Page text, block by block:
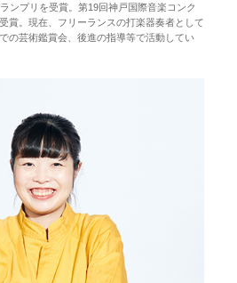
ンプリを受賞。第19回神戸国際音楽コンク
賞。現在、フリーランスの打楽器奏者として
の芸術鑑賞会、後進の指導等で活動してい